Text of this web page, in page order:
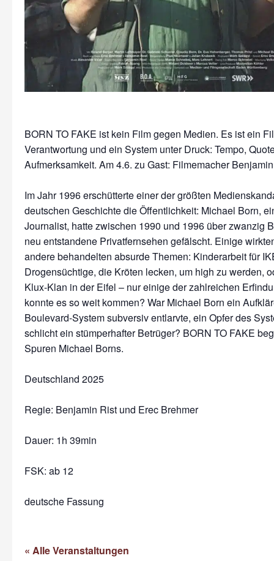
BORN TO FAKE ist kein Film gegen Medien. Es ist ein
Verantwortung und ein System unter Druck: Tempo,
Aufmerksamkeit. Am 4.6. zu Gast: Filmemacher
Im Jahr 1996 erschütterte einer der größten
deutschen Geschichte die Öffentlichkeit: Michael Born,
Journalist, hatte zwischen 1990 und 1996 über zwanzig
neu entstandene Privatfernsehen gefälscht. Einige
andere behandelten absurde Themen: Kinderarbeit für
Drogensüchtige, die Kröten lecken, um high zu werden,
Klux-Klan in der Eifel – nur einige der zahlreichen
konnte es so weit kommen? War Michael Born ein
Boulevard-System subversiv entlarvte, ein Opfer des
schlicht ein stümperhafter Betrüger? BORN TO FAKE
Spuren Michael Borns.
Deutschland 2025
Regie: Benjamin Rist und Erec Brehmer
Dauer: 1h 39min
FSK: ab 12
deutsche Fassung
« Alle Veranstaltungen